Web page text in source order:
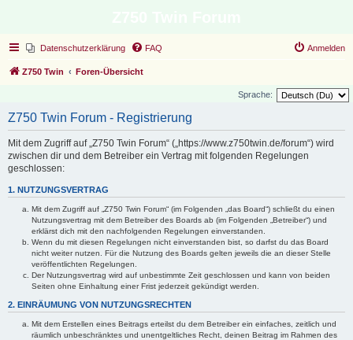
Datenschutzerklärung FAQ Anmelden
Z750 Twin Foren-Übersicht
Sprache:
Z750 Twin Forum - Registrierung
Mit dem Zugriff auf „Z750 Twin Forum“ („https://www.z750twin.de/forum“) wird
zwischen dir und dem Betreiber ein Vertrag mit folgenden Regelungen
geschlossen:
1. NUTZUNGSVERTRAG
Mit dem Zugriff auf „Z750 Twin Forum“ (im Folgenden „das Board“) schließt du einen
Nutzungsvertrag mit dem Betreiber des Boards ab (im Folgenden „Betreiber“) und
erklärst dich mit den nachfolgenden Regelungen einverstanden.
Wenn du mit diesen Regelungen nicht einverstanden bist, so darfst du das Board
nicht weiter nutzen. Für die Nutzung des Boards gelten jeweils die an dieser Stelle
veröffentlichten Regelungen.
Der Nutzungsvertrag wird auf unbestimmte Zeit geschlossen und kann von beiden
Seiten ohne Einhaltung einer Frist jederzeit gekündigt werden.
2. EINRÄUMUNG VON NUTZUNGSRECHTEN
Mit dem Erstellen eines Beitrags erteilst du dem Betreiber ein einfaches, zeitlich und
räumlich unbeschränktes und unentgeltliches Recht, deinen Beitrag im Rahmen des